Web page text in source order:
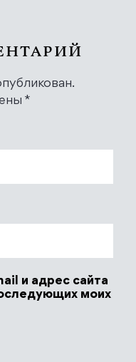
*
и адрес сайта
моих